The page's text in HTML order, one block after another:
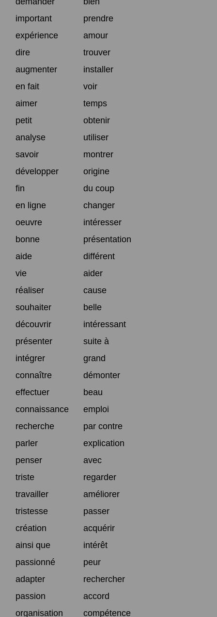
important
prendre
expérience
amour
dire
trouver
augmenter
installer
en fait
voir
aimer
temps
petit
obtenir
analyse
utiliser
savoir
montrer
développer
origine
fin
du coup
en ligne
changer
oeuvre
intéresser
bonne
présentation
aide
différent
vie
aider
réaliser
cause
souhaiter
belle
découvrir
intéressant
présenter
suite à
intégrer
grand
connaître
démonter
effectuer
beau
connaissance
emploi
recherche
par contre
parler
explication
penser
avec
triste
regarder
travailler
améliorer
tristesse
passer
création
acquérir
ainsi que
intérêt
passionné
peur
adapter
rechercher
passion
accord
organisation
compétence